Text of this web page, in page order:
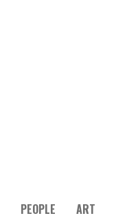
PEOPLE ART